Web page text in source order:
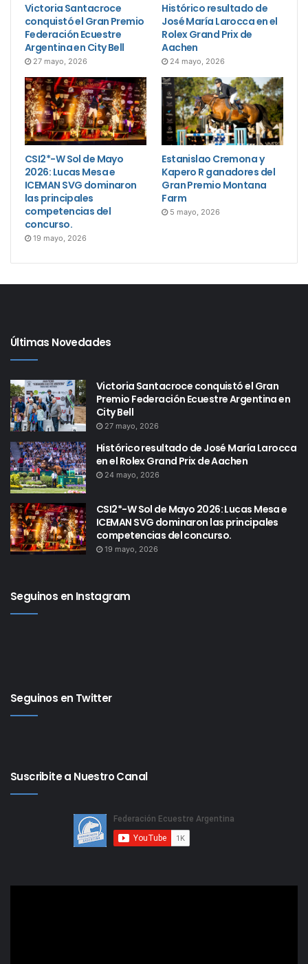
Victoria Santacroce
conquistó el Gran Premio
Federación Ecuestre
Argentina en City Bell
27 mayo, 2026
Histórico resultado de
José María Larocca en el
Rolex Grand Prix de
Aachen
24 mayo, 2026
CSI2*-W Sol de Mayo
2026: Lucas Mesa e
ICEMAN SVG dominaron
las principales
competencias del
concurso.
19 mayo, 2026
Estanislao Cremona y
Kapero R ganadores del
Gran Premio Montana
Farm
5 mayo, 2026
Últimas Novedades
Victoria Santacroce conquistó el Gran
Premio Federación Ecuestre Argentina en
City Bell
27 mayo, 2026
Histórico resultado de José María Larocca
en el Rolex Grand Prix de Aachen
24 mayo, 2026
CSI2*-W Sol de Mayo 2026: Lucas Mesa e
ICEMAN SVG dominaron las principales
competencias del concurso.
19 mayo, 2026
Seguinos en Instagram
Seguinos en Twitter
Suscribite a Nuestro Canal